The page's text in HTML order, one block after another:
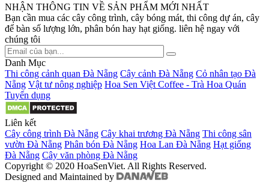
NHẬN THÔNG TIN VỀ SẢN PHẨM MỚI NHẤT
Bạn cần mua các cây công trình, cây bóng mát, thi công dự án, cây
để bàn số lượng lớn, phân bón hay hạt giống. liên hệ ngay với
chúng tôi
Danh Mục
Thi công cảnh quan Đà Nẵng Cây cảnh Đà Nẵng Cỏ nhân tạo Đà
Nẵng Vật tư nông nghiệp Hoa Sen Việt Coffee - Trà Hoa Quán
Tuyển dụng
Liên kết
Cây công trình Đà Nẵng Cây khai trương Đà Nẵng Thi công sân
vườn Đà Nẵng Phân bón Đà Nẵng Hoa Lan Đà Nẵng Hạt giống
Đà Nẵng Cây văn phòng Đà Nẵng
Copyright © 2020 HoaSenViet. All Rights Reserved.
Designed and Maintained by